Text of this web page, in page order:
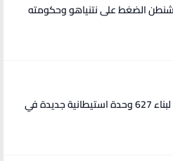
الضغط على نتنياهو وحكومته
الاحتلال "الإسرائيلي" يطرح عطاء لبناء 627 وحدة استيطانية جديدة في